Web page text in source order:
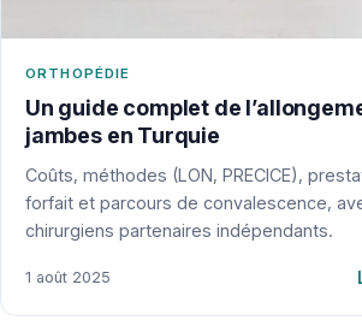
ORTHOPÉDIE
Un guide complet de
jambes en Turquie
Coûts, méthodes (LON, PRECICE),
forfait et parcours de convalescence,
chirurgiens partenaires indépendants.
1 août 2025